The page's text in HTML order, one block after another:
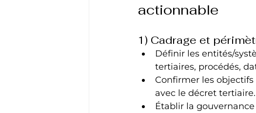
actionnable
1) Cadrage et
Définir les entités/
tertiaires, procédés,
Confirmer les
avec le décret tertiaire.
Établir la